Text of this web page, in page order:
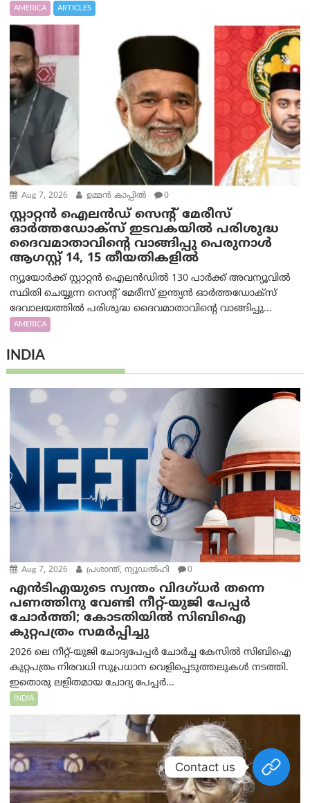
AMERICA ARTICLES
Aug 7, 2026 ഉമ്മന്‍ കാപ്പില്‍ 0
സ്റ്റാറ്റൻ ഐലൻഡ് സെന്റ് മേരീസ്
ഓർത്തഡോക്സ് ഇടവകയിൽ പരിശുദ്ധ
ദൈവമാതാവിന്റെ വാങ്ങിപ്പു പെരുനാൾ
ആഗസ്റ്റ് 14, 15 തീയതികളിൽ
ന്യൂയോർക്ക് സ്റ്റാറ്റൻ ഐലൻഡിൽ 130 പാർക്ക് അവന്യൂവിൽ
സ്ഥിതി ചെയ്യുന്ന സെന്റ് മേരീസ് ഇന്ത്യൻ ഓർത്തഡോക്സ്
ദേവാലയത്തിൽ പരിശുദ്ധ ദൈവമാതാവിന്റെ വാങ്ങിപ്പു...
AMERICA
INDIA
Aug 7, 2026 പ്രശാന്ത്, ന്യൂഡല്‍ഹി 0
എൻ‌ടി‌എയുടെ സ്വന്തം വിദഗ്ധർ തന്നെ
പണത്തിനു വേണ്ടി നീറ്റ്-യു‌ജി പേപ്പർ
ചോർത്തി; കോടതിയില്‍ സിബിഐ
കുറ്റപത്രം സമര്‍പ്പിച്ചു
2026 ലെ നീറ്റ്-യുജി ചോദ്യപേപ്പർ ചോർച്ച കേസിൽ സിബിഐ
കുറ്റപത്രം നിരവധി സുപ്രധാന വെളിപ്പെടുത്തലുകൾ നടത്തി.
ഇതൊരു ലളിതമായ ചോദ്യ പേപ്പർ...
INDIA
Contact us